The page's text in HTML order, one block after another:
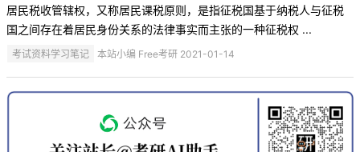
居民税收管辖权，又称居民课税原则，是指征税国基于纳税人与征税
国之间存在着居民身份关系的法律事实而主张的一种征税权 ...
考试资料学习笔记 本站小编 Free考研 2021-01-14